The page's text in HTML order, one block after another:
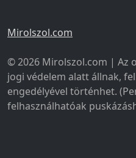
Mirolszol.com
© 2026 Mirolszol.com | Az
jogi védelem alatt állnak,
engedélyével történhet.
felhasználhatóak